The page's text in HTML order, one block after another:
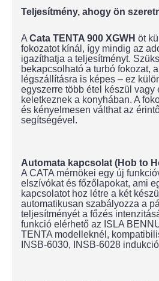
Teljesítmény, ahogy ön
A Cata TENTA 900 XGWH öt
fokozatot kínál, így mindig az
igazíthatja a teljesítményt.
bekapcsolható a turbó fokozat,
légszállításra is képes – ez
egyszerre több étel készül vagy
keletkeznek a konyhában. A
és kényelmesen válthat az
segítségével.
Automata kapcsolat (Hob to
A CATA mérnökei egy új
elszívókat és főzőlapokat, ami
kapcsolatot hoz létre a két
automatikusan szabályozza a
teljesítményét a főzés
funkció elérhető az ISLA
TENTA modelleknél,
INSB-6030, INSB-6028